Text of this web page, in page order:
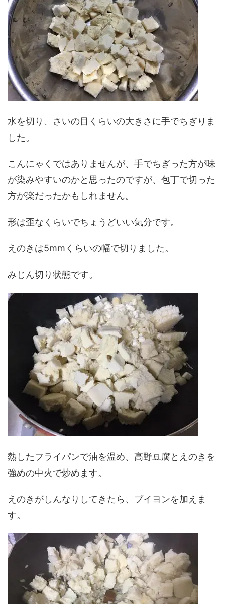
水を切り、さいの目くらいの大きさに手でちぎりま
した。
こんにゃくではありませんが、手でちぎった方が味
が染みやすいのかと思ったのですが、包丁で切った
方が楽だったかもしれません。
形は歪なくらいでちょうどいい気分です。
えのきは5mmくらいの幅で切りました。
みじん切り状態です。
熱したフライパンで油を温め、高野豆腐とえのきを
強めの中火で炒めます。
えのきがしんなりしてきたら、ブイヨンを加えま
す。